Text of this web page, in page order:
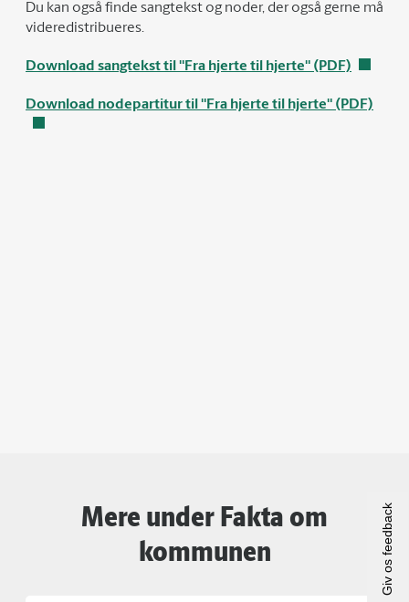
Du kan også finde sangtekst og noder, der også gerne må
videredistribueres.
Download sangtekst til "Fra hjerte til hjerte" (PDF)
Download nodepartitur til "Fra hjerte til hjerte" (PDF)
Mere under Fakta om
kommunen
Giv os feedback